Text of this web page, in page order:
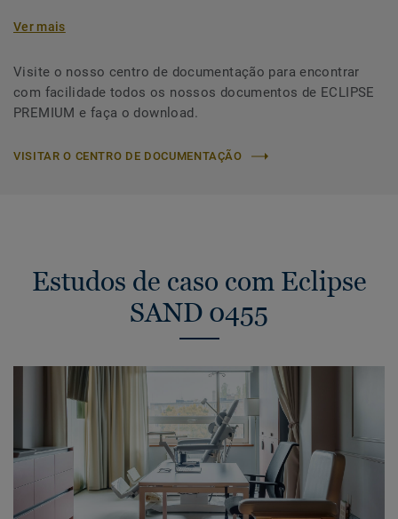
Ver mais
Visite o nosso centro de documentação para encontrar
com facilidade todos os nossos documentos de ECLIPSE
PREMIUM e faça o download.
VISITAR O CENTRO DE DOCUMENTAÇÃO
Estudos de caso com Eclipse
SAND 0455